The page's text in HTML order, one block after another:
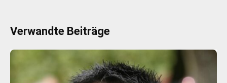
Verwandte Beiträge